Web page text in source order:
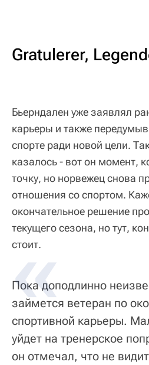
Gratulerer,
Бьерндален уже заявлял
карьеры и также
спорте ради новой цели.
казалось - вот он момент,
точку, но норвежец снова
отношения со спортом.
окончательное решение
текущего сезона, но тут,
стоит.
Пока доподлинно
займется ветеран по
спортивной карьеры.
уйдет на тренерское
он отмечал, что не